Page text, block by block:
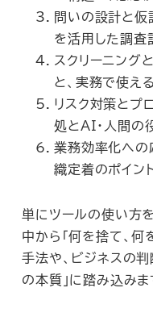
問いの設計と仮
を活用した調査
スクリーニング
と、実務で使え
リスク対策とプ
処とAI・人間の
業務効率化への
織定着のポイン
単にツールの使い方
中から「何を捨て、何
手法や、ビジネスの
の本質」に踏み込みま